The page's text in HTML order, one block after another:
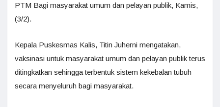
PTM Bagi masyarakat umum dan pelayan publik, Kamis,
(3/2).
Kepala Puskesmas Kalis, Titin Juherni mengatakan,
vaksinasi untuk masyarakat umum dan pelayan publik terus
ditingkatkan sehingga terbentuk sistem kekebalan tubuh
secara menyeluruh bagi masyarakat.